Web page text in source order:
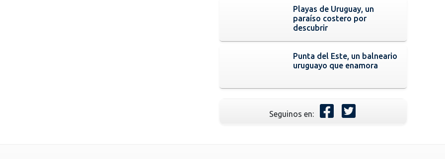
Playas de Uruguay, un
paraíso costero por
descubrir
Punta del Este, un balneario
uruguayo que enamora
Seguinos en: